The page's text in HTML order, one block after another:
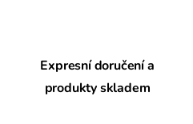
Expresní doručení a
produkty skladem